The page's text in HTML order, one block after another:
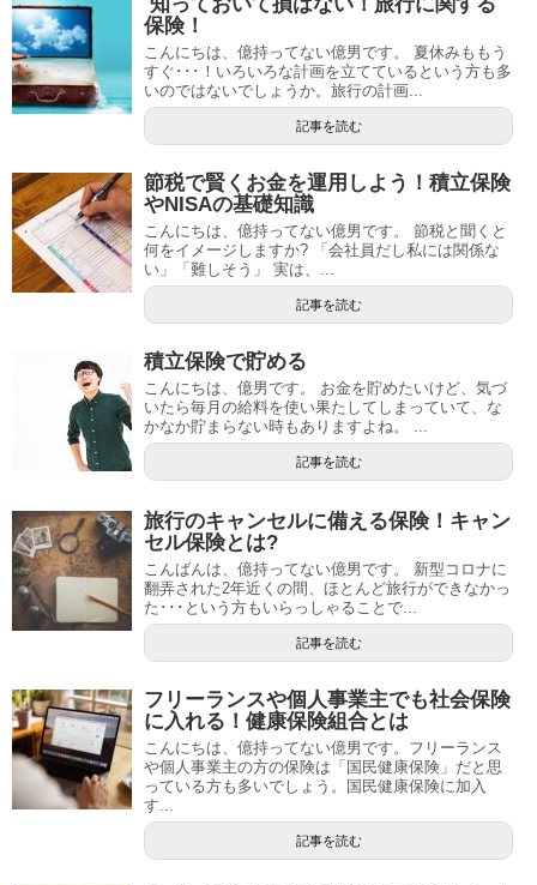
知っておいて損はない！旅行に関する
保険！
こんにちは、億持ってない億男です。 夏休みももう
すぐ･･･！いろいろな計画を立てているという方も多
いのではないでしょうか。旅行の計画...
記事を読む
節税で賢くお金を運用しよう！積立保険
やNISAの基礎知識
こんにちは、億持ってない億男です。 節税と聞くと
何をイメージしますか? 「会社員だし私には関係な
い」「難しそう」 実は、...
記事を読む
積立保険で貯める
こんにちは、億男です。 お金を貯めたいけど、気づ
いたら毎月の給料を使い果たしてしまっていて、な
かなか貯まらない時もありますよね。 ...
記事を読む
旅行のキャンセルに備える保険！キャン
セル保険とは?
こんばんは、億持ってない億男です。 新型コロナに
翻弄された2年近くの間、ほとんど旅行ができなかっ
た･･･という方もいらっしゃることで...
記事を読む
フリーランスや個人事業主でも社会保険
に入れる！健康保険組合とは
こんにちは、億持ってない億男です。フリーランス
や個人事業主の方の保険は「国民健康保険」だと思
っている方も多いでしょう。国民健康保険に加入
す...
記事を読む